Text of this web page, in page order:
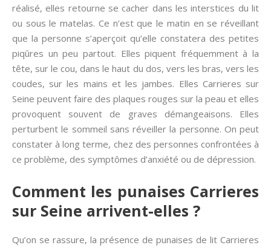
réalisé, elles retourne se cacher dans les interstices du lit
ou sous le matelas. Ce n’est que le matin en se réveillant
que la personne s’aperçoit qu’elle constatera des petites
piqûres un peu partout. Elles piquent fréquemment à la
tête, sur le cou, dans le haut du dos, vers les bras, vers les
coudes, sur les mains et les jambes. Elles Carrieres sur
Seine peuvent faire des plaques rouges sur la peau et elles
provoquent souvent de graves démangeaisons. Elles
perturbent le sommeil sans réveiller la personne. On peut
constater à long terme, chez des personnes confrontées à
ce problème, des symptômes d’anxiété ou de dépression.
Comment les punaises Carrieres
sur Seine arrivent-elles ?
Qu’on se rassure, la présence de punaises de lit Carrieres